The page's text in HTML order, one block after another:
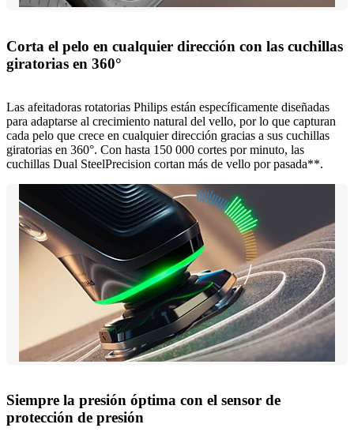
Corta el pelo en cualquier dirección con las cuchillas
giratorias en 360°
Las afeitadoras rotatorias Philips están específicamente diseñadas
para adaptarse al crecimiento natural del vello, por lo que capturan
cada pelo que crece en cualquier dirección gracias a sus cuchillas
giratorias en 360°. Con hasta 150 000 cortes por minuto, las
cuchillas Dual SteelPrecision cortan más de vello por pasada**.
Siempre la presión óptima con el sensor de
protección de presión